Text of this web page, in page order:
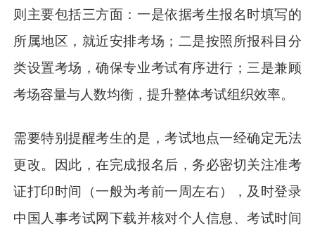
则主要包括三方面：一是依据考生报名时填写的
所属地区，就近安排考场；二是按照所报科目分
类设置考场，确保专业考试有序进行；三是兼顾
考场容量与人数均衡，提升整体考试组织效率。
需要特别提醒考生的是，考试地点一经确定无法
更改。因此，在完成报名后，务必密切关注准考
证打印时间（一般为考前一周左右），及时登录
中国人事考试网下载并核对个人信息、考试时间